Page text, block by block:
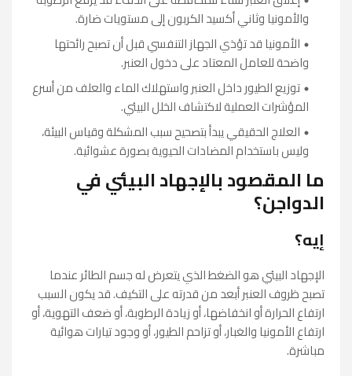
والأمونيا وثاني أكسيد الكربون إلى مستويات ضارة.
الأمونيا قد تؤذي الجهاز التنفسي قبل أن تصبح رائحتها
واضحة للعامل المعتاد على دخول العنبر.
توزيع الطيور داخل العنبر واستهلاك الماء والعلف من أسرع
المؤشرات العملية لاكتشاف الخلل البيئي.
العلاج الحقيقي يبدأ بتصحيح سبب المشكلة وقياس البيئة،
وليس باستخدام المضادات الحيوية بصورة عشوائية.
ما المقصود بالإجهاد البيئي في
الدواجن؟
إيه؟
الإجهاد البيئي هو الضغط الذي يتعرض له جسم الطائر عندما
تصبح ظروف العنبر أبعد من قدرته على التكيف. قد يكون السبب
ارتفاع الحرارة أو انخفاضها، أو زيادة الرطوبة، أو ضعف التهوية، أو
ارتفاع الأمونيا والغبار، أو تزاحم الطيور، أو وجود تيارات هوائية
مباشرة.